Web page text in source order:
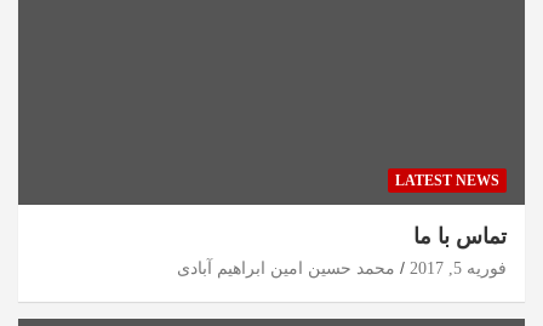
LATEST NEWS
تماس با ما
فوریه 5, 2017 محمد حسین امین ابراهیم آبادی